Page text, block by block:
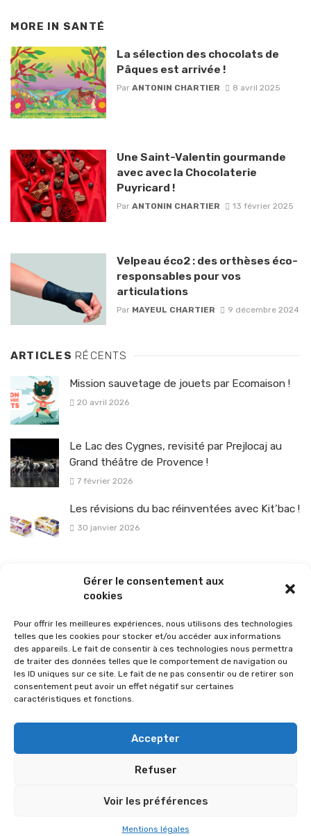
Gérer le consentement aux
cookies
Pour offrir les meilleures expériences, nous utilisons des technologies
telles que les cookies pour stocker et/ou accéder aux informations
des appareils. Le fait de consentir à ces technologies nous permettra
de traiter des données telles que le comportement de navigation ou
les ID uniques sur ce site. Le fait de ne pas consentir ou de retirer son
consentement peut avoir un effet négatif sur certaines
caractéristiques et fonctions.
Accepter
Refuser
Voir les préférences
Mentions légales
MORE IN SANTÉ
La sélection des chocolats de
Pâques est arrivée !
Par ANTONIN CHARTIER 8 avril 2025
Une Saint-Valentin gourmande
avec avec la Chocolaterie
Puyricard !
Par ANTONIN CHARTIER 13 février 2025
Velpeau éco2 : des orthèses éco-
responsables pour vos
articulations
Par MAYEUL CHARTIER 9 décembre 2024
ARTICLES RÉCENTS
Mission sauvetage de jouets par Ecomaison !
20 avril 2026
Le Lac des Cygnes, revisité par Prejlocaj au
Grand théâtre de Provence !
7 février 2026
Les révisions du bac réinventées avec Kit’bac !
30 janvier 2026